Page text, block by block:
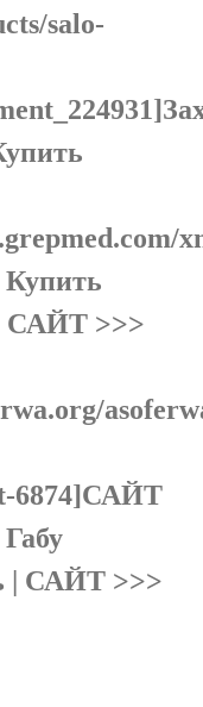
salo-
САЙТ >>>
6874]САЙТ
САЙТ >>>